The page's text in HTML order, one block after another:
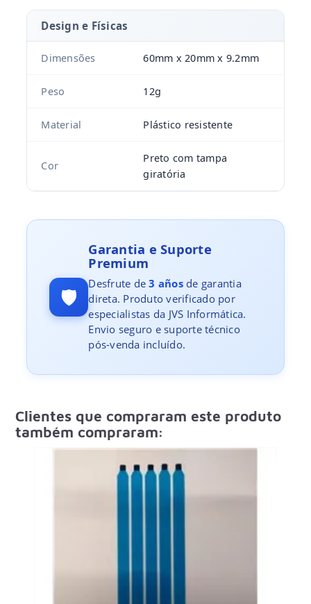
Design e Físicas
Dimensões 60mm x 20mm x 9.2mm
Peso 12g
Material Plástico resistente
Cor
Preto com tampa
giratória
🛡️
Garantia e Suporte
Premium
Desfrute de3 añosde garantia
direta. Produto verificado por
especialistas da JVS Informática.
Envio seguro e suporte técnico
pós-venda incluído.
Clientes que compraram este produto
também compraram: